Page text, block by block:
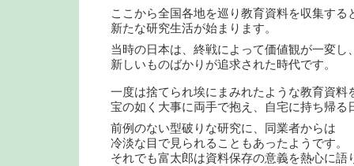
ここから全国各地を巡り教育資料を収集する
新たな研究生活が始まります。
当時の日本は、終戦によって価値観が一変し
新しいものばかりが追求された時代です。
一度は捨てられ埃にまみれたような教育資料
宝の如く大事に両手で抱え、自宅に持ち帰る
前例のない型破りな研究に、同業者からは
冷淡な目で見られることもあったようです。
それでも富太郎は資料保存の意義を熱心に語